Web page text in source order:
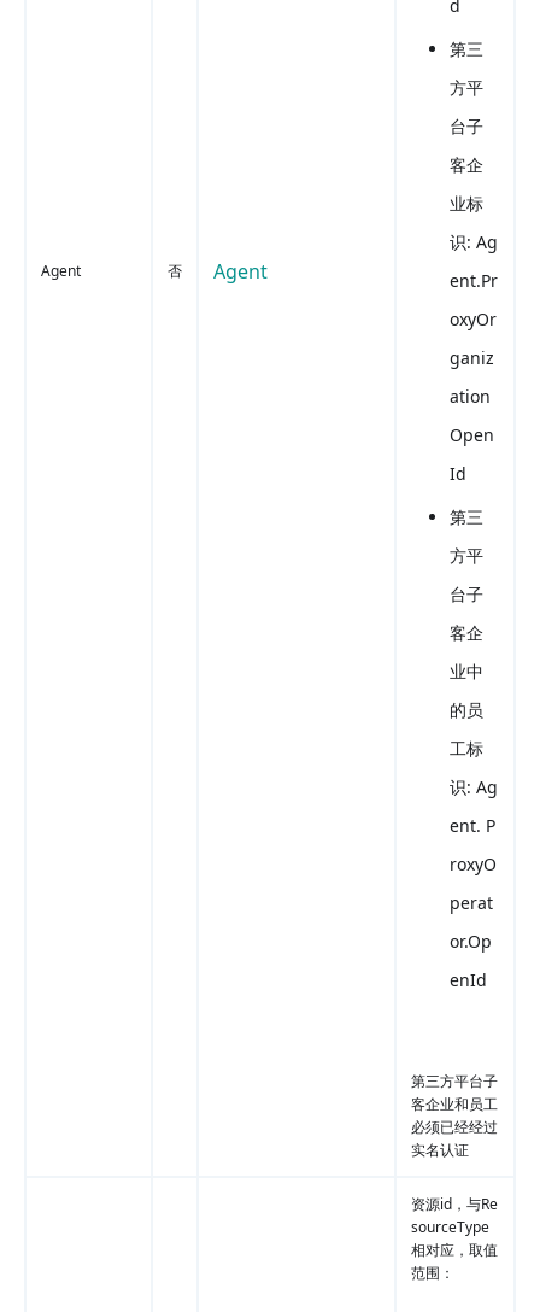
Agent 否 Agent
d
第三
方平
台子
客企
业标
识: Ag
ent.Pr
oxyOr
ganiz
ation
Open
Id
第三
方平
台子
客企
业中
的员
工标
识: Ag
ent. P
roxyO
perat
or.Op
enId
第三方平台子
客企业和员工
必须已经经过
实名认证
资源id，与Re
sourceType
相对应，取值
范围：